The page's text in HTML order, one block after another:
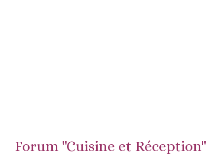
Forum "Cuisine et Réception"